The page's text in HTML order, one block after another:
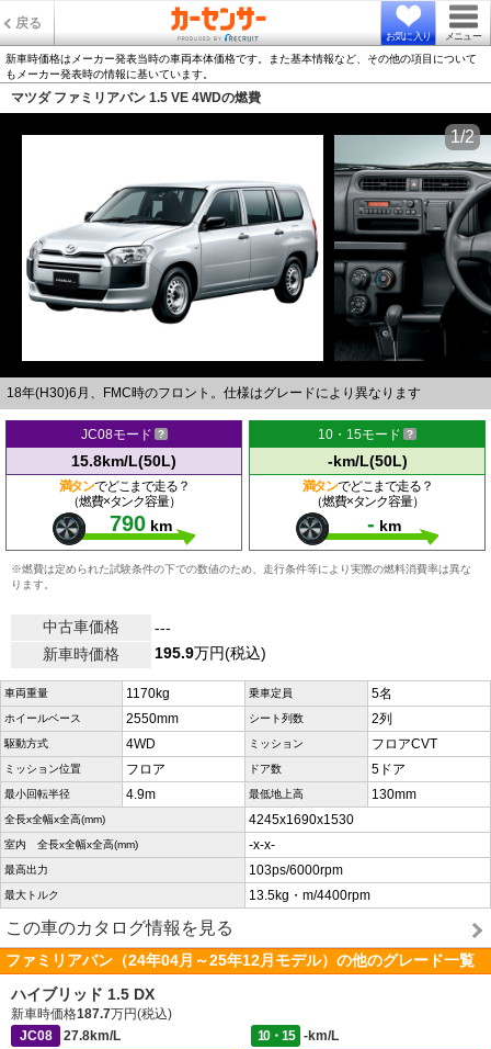
戻る
お気に入り メニュー
新車時価格はメーカー発表当時の車両本体価格です。また基本情報など、その他の項目について
もメーカー発表時の情報に基いています。
マツダ ファミリアバン 1.5 VE 4WDの燃費
18年(H30)6月、FMC時のフロント。仕様はグレードにより異なります
1/2
JC08モード
15.8km/L(50L)
満タンでどこまで走る？
（燃費×タンク容量）
790 km
10・15モード
-km/L(50L)
満タンでどこまで走る？
（燃費×タンク容量）
- km
※燃費は定められた試験条件の下での数値のため、走行条件等により実際の燃料消費率は異な
ります。
中古車価格
---
新車時価格
195.9万円(税込)
車両重量 1170kg 乗車定員 5名
ホイールベース 2550mm シート列数 2列
駆動方式 4WD ミッション フロアCVT
ミッション位置 フロア ドア数 5ドア
最小回転半径 4.9m 最低地上高 130mm
全長x全幅x全高(mm) 4245x1690x1530
室内 全長x全幅x全高(mm) -x-x-
最高出力 103ps/6000rpm
最大トルク 13.5kg・m/4400rpm
この車のカタログ情報を見る
ファミリアバン（24年04月～25年12月モデル）の他のグレード一覧
ハイブリッド 1.5 DX
新車時価格187.7万円(税込)
JC08
27.8km/L 10・15
-km/L